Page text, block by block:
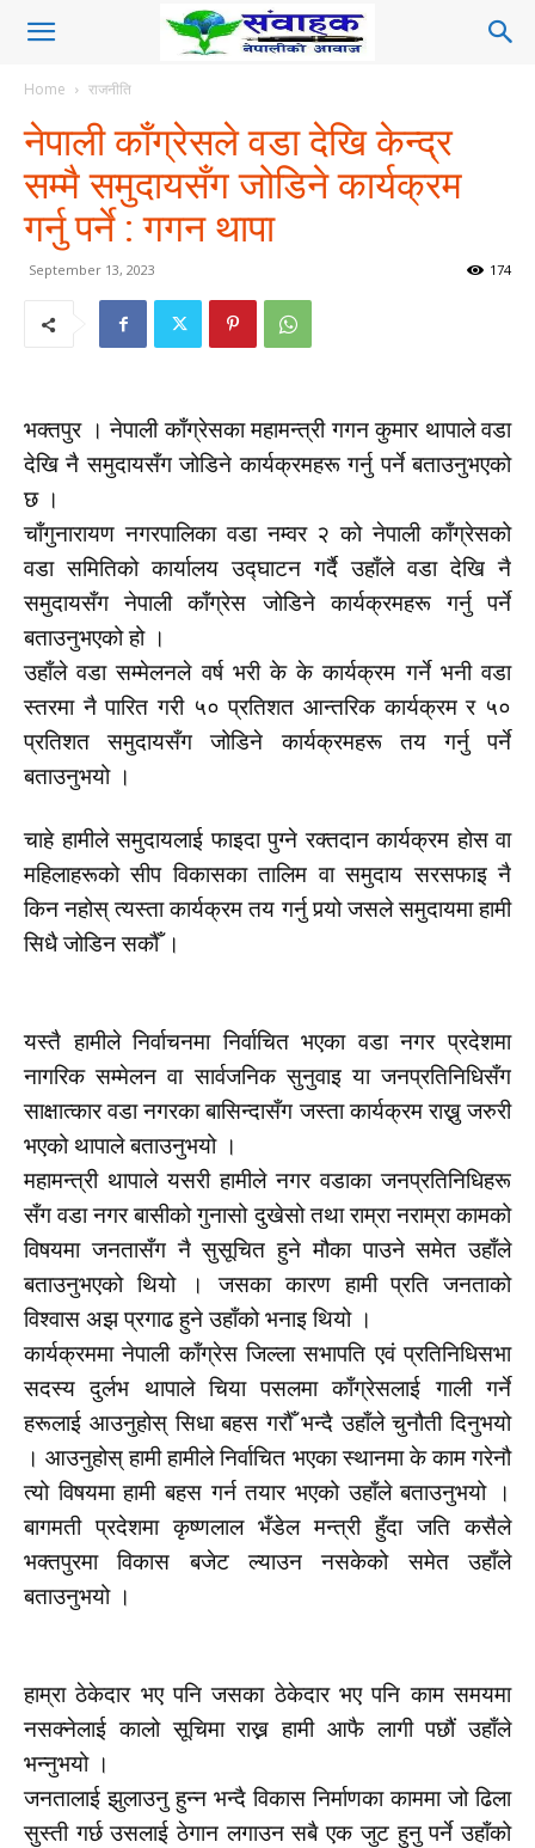
Home राजनीति
नेपाली काँग्रेसले वडा देखि केन्द्र
सम्मै समुदायसँग जोडिने कार्यक्रम
गर्नु पर्ने : गगन थापा
September 13, 2023 174
भक्तपुर । नेपाली काँग्रेसका महामन्त्री गगन कुमार थापाले वडा
देखि नै समुदायसँग जोडिने कार्यक्रमहरू गर्नु पर्ने बताउनुभएको
छ ।
चाँगुनारायण नगरपालिका वडा नम्वर २ को नेपाली काँग्रेसको
वडा समितिको कार्यालय उद्घाटन गर्दै उहाँले वडा देखि नै
समुदायसँग नेपाली काँग्रेस जोडिने कार्यक्रमहरू गर्नु पर्ने
बताउनुभएको हो ।
उहाँले वडा सम्मेलनले वर्ष भरी के के कार्यक्रम गर्ने भनी वडा
स्तरमा नै पारित गरी ५० प्रतिशत आन्तरिक कार्यक्रम र ५०
प्रतिशत समुदायसँग जोडिने कार्यक्रमहरू तय गर्नु पर्ने
बताउनुभयो ।
चाहे हामीले समुदायलाई फाइदा पुग्ने रक्तदान कार्यक्रम होस वा
महिलाहरूको सीप विकासका तालिम वा समुदाय सरसफाइ नै
किन नहोस् त्यस्ता कार्यक्रम तय गर्नु पर्‍यो जसले समुदायमा हामी
सिधै जोडिन सकौँ ।
यस्तै हामीले निर्वाचनमा निर्वाचित भएका वडा नगर प्रदेशमा
नागरिक सम्मेलन वा सार्वजनिक सुनुवाइ या जनप्रतिनिधिसँग
साक्षात्कार वडा नगरका बासिन्दासँग जस्ता कार्यक्रम राख्नु जरुरी
भएको थापाले बताउनुभयो ।
महामन्त्री थापाले यसरी हामीले नगर वडाका जनप्रतिनिधिहरू
सँग वडा नगर बासीको गुनासो दुखेसो तथा राम्रा नराम्रा कामको
विषयमा जनतासँग नै सुसूचित हुने मौका पाउने समेत उहाँले
बताउनुभएको थियो । जसका कारण हामी प्रति जनताको
विश्वास अझ प्रगाढ हुने उहाँको भनाइ थियो ।
कार्यक्रममा नेपाली काँग्रेस जिल्ला सभापति एवं प्रतिनिधिसभा
सदस्य दुर्लभ थापाले चिया पसलमा काँग्रेसलाई गाली गर्ने
हरूलाई आउनुहोस् सिधा बहस गरौँ भन्दै उहाँले चुनौती दिनुभयो
। आउनुहोस् हामी हामीले निर्वाचित भएका स्थानमा के काम गरेनौ
त्यो विषयमा हामी बहस गर्न तयार भएको उहाँले बताउनुभयो ।
बागमती प्रदेशमा कृष्णलाल भँडेल मन्त्री हुँदा जति कसैले
भक्तपुरमा विकास बजेट ल्याउन नसकेको समेत उहाँले
बताउनुभयो ।
हाम्रा ठेकेदार भए पनि जसका ठेकेदार भए पनि काम समयमा
नसक्नेलाई कालो सूचिमा राख्न हामी आफै लागी पछौं उहाँले
भन्नुभयो ।
जनतालाई झुलाउनु हुन्न भन्दै विकास निर्माणका काममा जो ढिला
सुस्ती गर्छ उसलाई ठेगान लगाउन सबै एक जुट हुनु पर्ने उहाँको